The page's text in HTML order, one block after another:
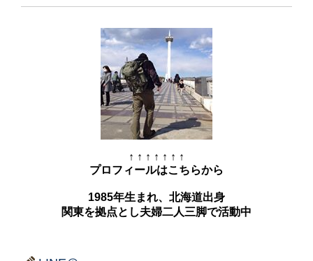
↑ ↑ ↑ ↑ ↑ ↑ ↑
プロフィールはこちらから
1985年生まれ、北海道出身
関東を拠点とし夫婦二人三脚で活動中